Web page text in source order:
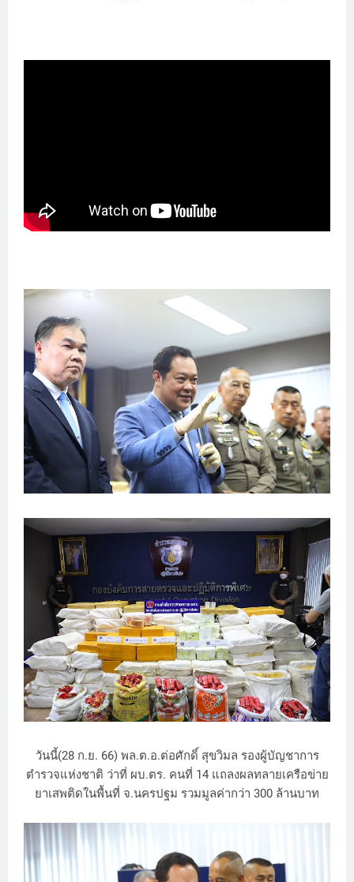
วันนี้(28 ก.ย. 66) พล.ต.อ.ต่อศักดิ์ สุขวิมล รองผู้บัญชาการ
ตํารวจแห่งชาติ ว่าที่ ผบ.ตร. คนที่ 14 แถลงผลทลายเครือข่าย
ยาเสพติดในพื้นที่ จ.นครปฐม รวมมูลค่ากว่า 300 ล้านบาท